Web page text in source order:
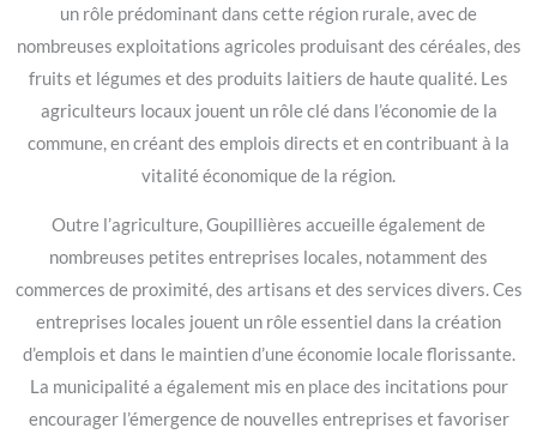
un rôle prédominant dans cette région rurale, avec de
nombreuses exploitations agricoles produisant des céréales, des
fruits et légumes et des produits laitiers de haute qualité. Les
agriculteurs locaux jouent un rôle clé dans l’économie de la
commune, en créant des emplois directs et en contribuant à la
vitalité économique de la région.
Outre l’agriculture, Goupillières accueille également de
nombreuses petites entreprises locales, notamment des
commerces de proximité, des artisans et des services divers. Ces
entreprises locales jouent un rôle essentiel dans la création
d’emplois et dans le maintien d’une économie locale florissante.
La municipalité a également mis en place des incitations pour
encourager l’émergence de nouvelles entreprises et favoriser